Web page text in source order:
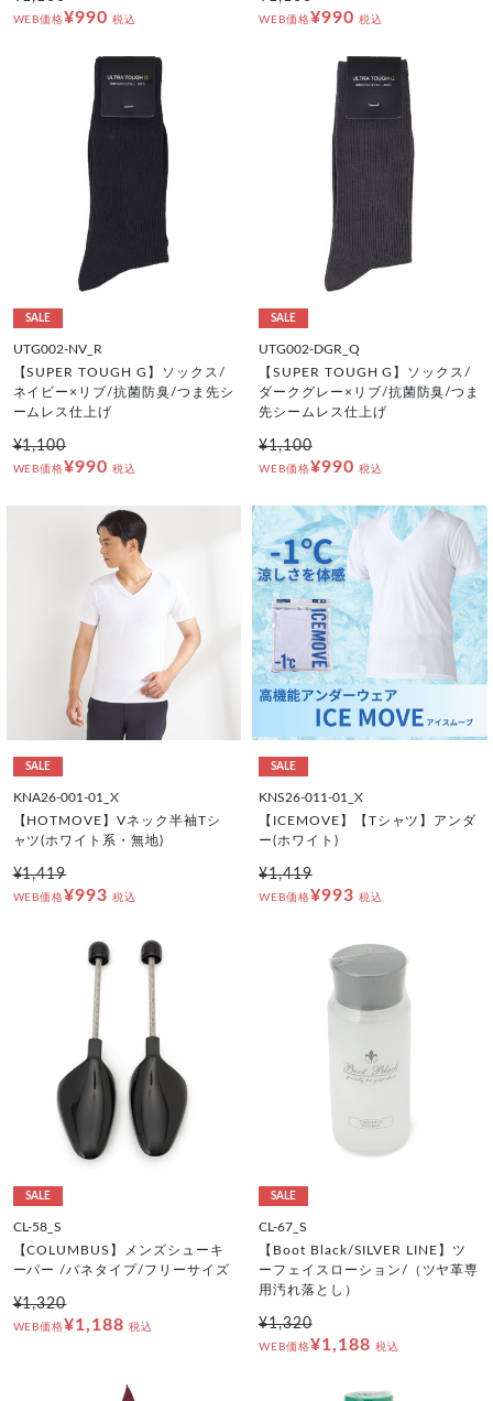
WEB価格¥990 税込 WEB価格¥990 税込
SALE
UTG002-NV_R
【SUPER TOUGH G】ソックス/
ネイビー×リブ/抗菌防臭/つま先シ
ームレス仕上げ
¥1,100
WEB価格¥990 税込
SALE
UTG002-DGR_Q
【SUPER TOUGH G】ソックス/
ダークグレー×リブ/抗菌防臭/つま
先シームレス仕上げ
¥1,100
WEB価格¥990 税込
SALE
KNA26-001-01_X
【HOTMOVE】Vネック半袖Tシ
ャツ(ホワイト系・無地)
¥1,419
WEB価格¥993 税込
SALE
KNS26-011-01_X
【ICEMOVE】【Tシャツ】アンダ
ー(ホワイト)
¥1,419
WEB価格¥993 税込
SALE
CL-58_S
【COLUMBUS】メンズシューキ
ーパー /バネタイプ/フリーサイズ
¥1,320
WEB価格¥1,188 税込
SALE
CL-67_S
【Boot Black/SILVER LINE】ツ
ーフェイスローション/（ツヤ革専
用汚れ落とし）
¥1,320
WEB価格¥1,188 税込